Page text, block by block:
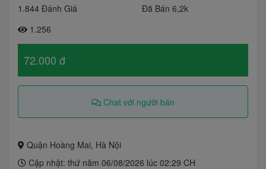
1.844 Đánh Giá
Đã Bán 6,2k
1.256
72.000 đ
Chat với người bán
Quận Hoàng Mai, Hà Nội
Cập nhật: thứ năm 06/08/2026 lúc 02:29 CH